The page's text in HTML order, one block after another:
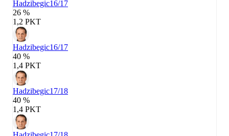
Hadzibegic16/17
26 %
1,2 PKT
Hadzibegic16/17
40 %
1,4 PKT
Hadzibegic17/18
40 %
1,4 PKT